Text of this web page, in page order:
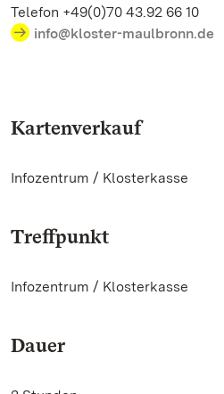
Telefon +49(0)70 43.92 66 10
info@kloster-maulbronn.de
Kartenverkauf
Infozentrum / Klosterkasse
Treffpunkt
Infozentrum / Klosterkasse
Dauer